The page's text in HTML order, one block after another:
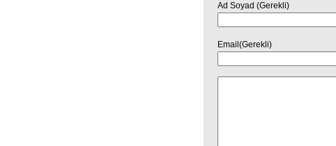
Ad Soyad (Gerekli)
Email(Gerekli)